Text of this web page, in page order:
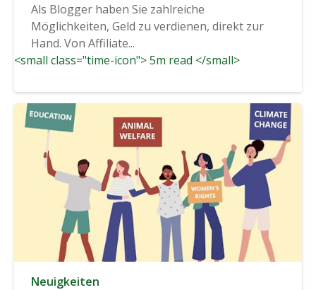
Als Blogger haben Sie zahlreiche
Möglichkeiten, Geld zu verdienen, direkt zur
Hand. Von Affiliate...
<small class="time-icon"> 5m read </small>
Neuigkeiten